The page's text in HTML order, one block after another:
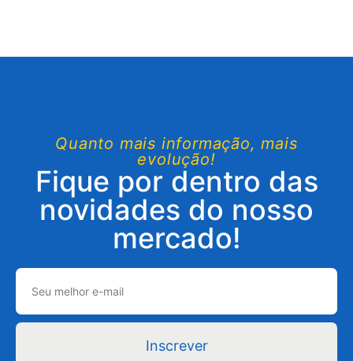
Quanto mais informação, mais
evolução!
Fique por dentro das
novidades do nosso
mercado!
Inscrever